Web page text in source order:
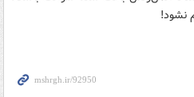
نشود!